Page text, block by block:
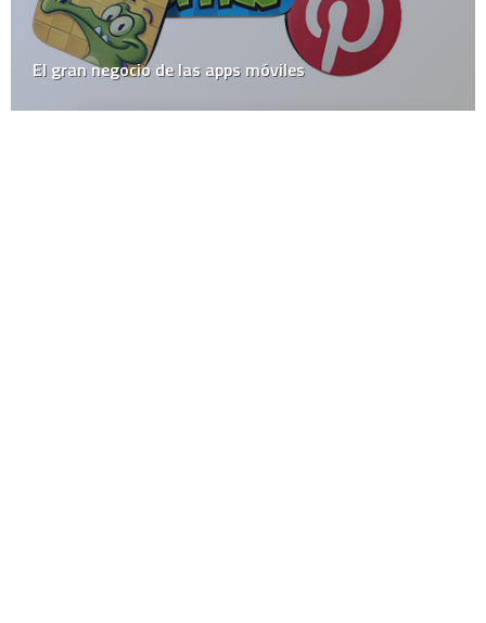
El gran negocio de las apps móviles